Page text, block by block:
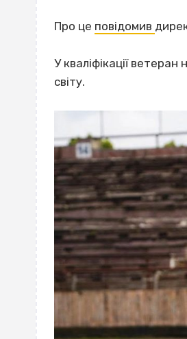
Про це повідомив
У кваліфікації
світу.